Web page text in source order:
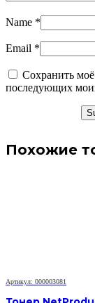
Name *
Email *
Сохранить моё
последующих
Похожие
Артикул: 000003081